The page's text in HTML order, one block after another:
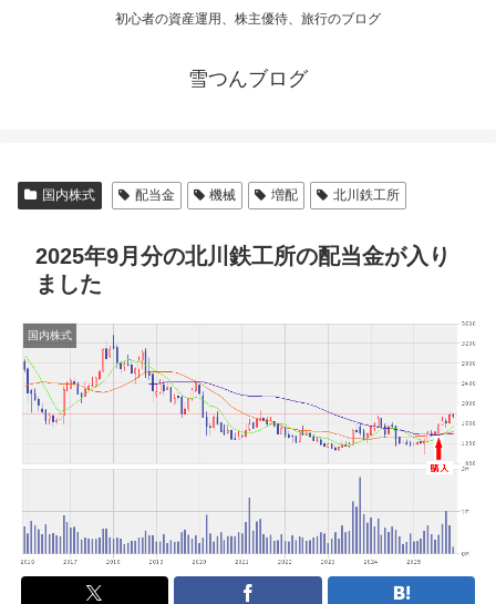
初心者の資産運用、株主優待、旅行のブログ
雪つんブログ
国内株式 配当金 機械 増配 北川鉄工所
2025年9月分の北川鉄工所の配当金が入り
ました
国内株式